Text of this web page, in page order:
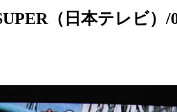
（日本テレビ）/